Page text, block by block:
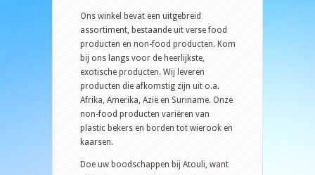
Ons winkel bevat een uitgebreid
assortiment, bestaande uit verse food
producten en non-food producten. Kom
bij ons langs voor de heerlijkste,
exotische producten. Wij leveren
producten die afkomstig zijn uit o.a.
Afrika, Amerika, Azië en Suriname. Onze
non-food producten variëren van
plastic bekers en borden tot wierook en
kaarsen.
Doe uw boodschappen bij Atouli, want